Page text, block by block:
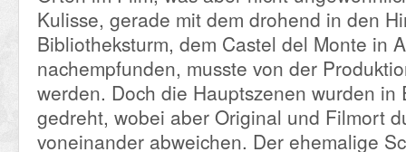
Kulisse, gerade mit dem drohend in den
Bibliotheksturm, dem Castel del Monte in
nachempfunden, musste von der
werden. Doch die Hauptszenen wurden in
gedreht, wobei aber Original und Filmort
voneinander abweichen. Der ehemalige